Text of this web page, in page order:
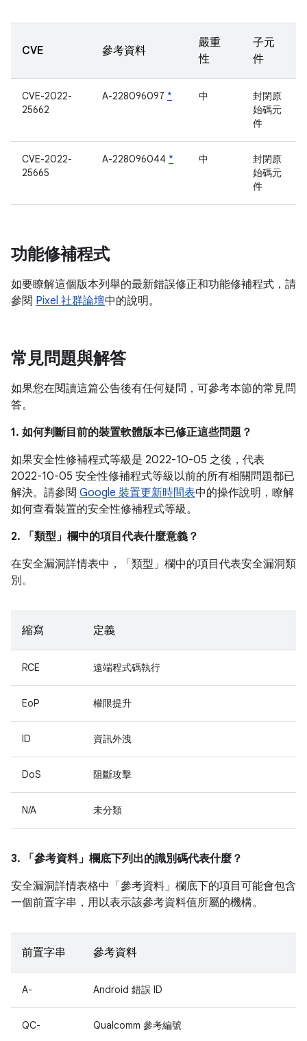
CVE 參考資料
嚴重
性
子元
件
CVE-2022-
25662
A-228096097 * 中
封閉原
始碼元
件
CVE-2022-
25665
A-228096044 * 中
封閉原
始碼元
件
功能修補程式
如要瞭解這個版本列舉的最新錯誤修正和功能修補程式，請
參閱 Pixel 社群論壇中的說明。
常見問題與解答
如果您在閱讀這篇公告後有任何疑問，可參考本節的常見問
答。
1. 如何判斷目前的裝置軟體版本已修正這些問題？
如果安全性修補程式等級是 2022-10-05 之後，代表
2022-10-05 安全性修補程式等級以前的所有相關問題都已
解決。請參閱 Google 裝置更新時間表中的操作說明，瞭解
如何查看裝置的安全性修補程式等級。
2. 「類型」 欄中的項目代表什麼意義？
在安全漏洞詳情表中，「類型」 欄中的項目代表安全漏洞類
別。
縮寫 定義
RCE 遠端程式碼執行
EoP 權限提升
ID 資訊外洩
DoS 阻斷攻擊
N/A 未分類
3. 「參考資料」 欄底下列出的識別碼代表什麼？
安全漏洞詳情表格中「參考資料」 欄底下的項目可能會包含
一個前置字串，用以表示該參考資料值所屬的機構。
前置字串 參考資料
A- Android 錯誤 ID
QC- Qualcomm 參考編號